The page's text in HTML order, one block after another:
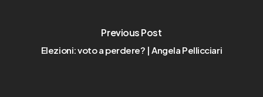
Previous Post
Elezioni: voto a perdere? | Angela Pellicciari